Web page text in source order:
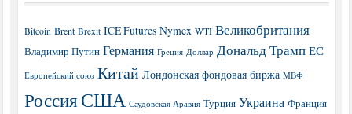
Bitcoin Brent Brexit ICE Futures Nymex WTI Великобритания
Владимир Путин Германия Греция Доллар Дональд Трамп ЕС
Европейский союз Китай Лондонская фондовая биржа МВФ
РоссияСША Саудовская Аравия Турция Украина Франция